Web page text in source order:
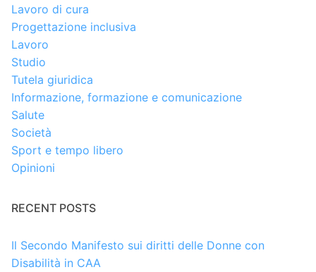
Lavoro di cura
Progettazione inclusiva
Lavoro
Studio
Tutela giuridica
Informazione, formazione e comunicazione
Salute
Società
Sport e tempo libero
Opinioni
RECENT POSTS
Il Secondo Manifesto sui diritti delle Donne con
Disabilità in CAA